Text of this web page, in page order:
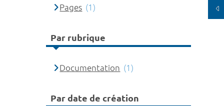
Pages (1)
Par rubrique
Documentation (1)
Par date de création